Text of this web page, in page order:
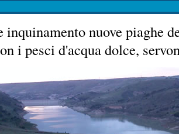
inquinamento nuove piaghe
i pesci d'acqua dolce,